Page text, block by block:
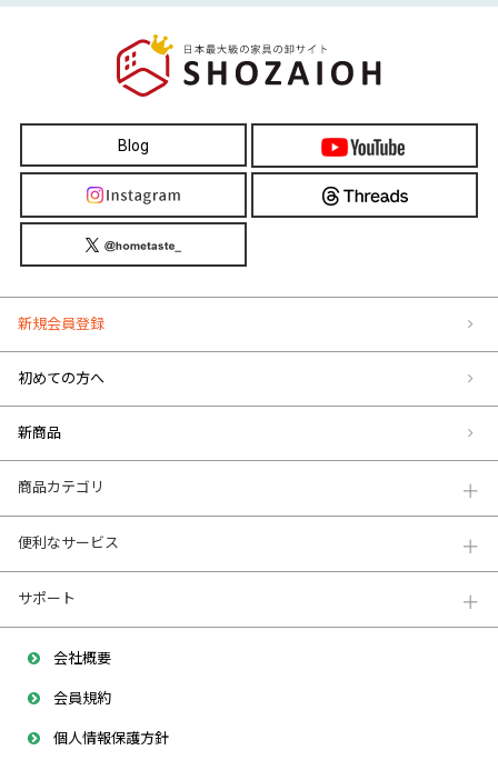
Blog
新規会員登録
初めての方へ
新商品
商品カテゴリ
便利なサービス
サポート
会社概要
会員規約
個人情報保護方針